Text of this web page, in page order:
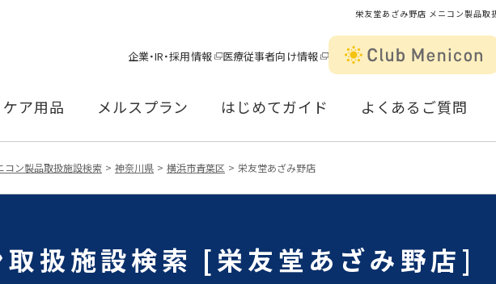
栄友堂あざみ野店 メニコン製品
企業・IR・採用情報 医療従事者向け情報
ケア用品 メルスプラン はじめてガイド よくあるご質問
コン製品取扱施設検索 神奈川県 横浜市青葉区 栄友堂あざみ野店
取扱施設検索 [栄友堂あざみ野店]